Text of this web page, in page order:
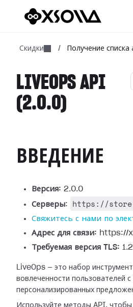
Скидки / Получение списка
LIVEOPS API
(2.0.0)
ВВЕДЕНИЕ
Версия: 2.0.0
Серверы: https://
Свяжитесь с нами по
Адрес для связи: https://
Требуемая версия TLS: 1.2
LiveOps — это набор
вовлеченности пользователей
персонализированных
Используйте методы API, чтобы